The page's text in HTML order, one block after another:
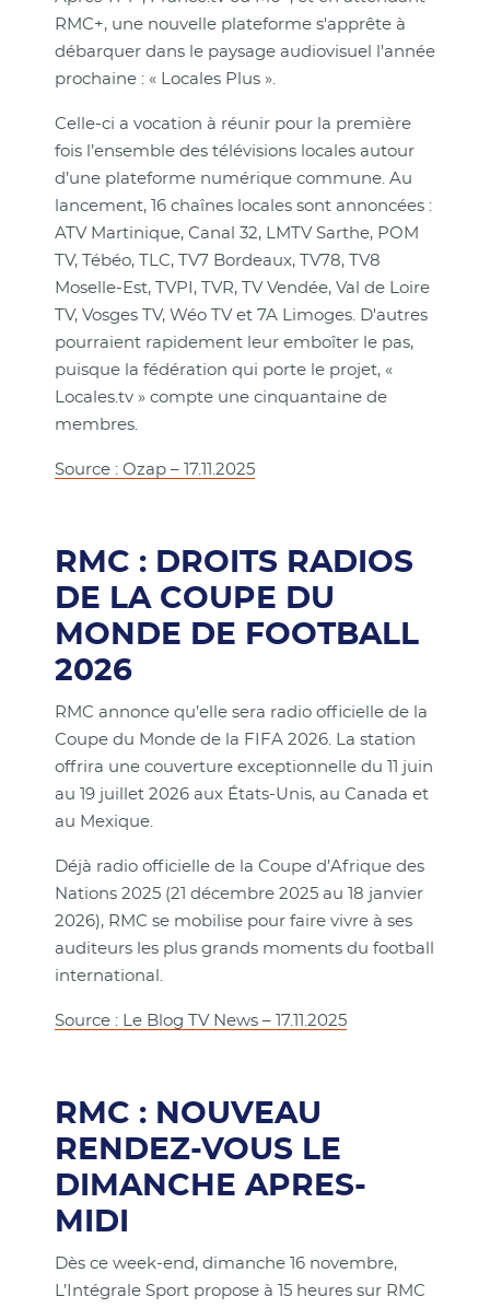
RMC+, une nouvelle plateforme s'apprête à
débarquer dans le paysage audiovisuel l'année
prochaine : « Locales Plus ».
Celle-ci a vocation à réunir pour la première
fois l’ensemble des télévisions locales autour
d’une plateforme numérique commune. Au
lancement, 16 chaînes locales sont annoncées :
ATV Martinique, Canal 32, LMTV Sarthe, POM
TV, Tébéo, TLC, TV7 Bordeaux, TV78, TV8
Moselle-Est, TVPI, TVR, TV Vendée, Val de Loire
TV, Vosges TV, Wéo TV et 7A Limoges. D'autres
pourraient rapidement leur emboîter le pas,
puisque la fédération qui porte le projet, «
Locales.tv » compte une cinquantaine de
membres.
Source : Ozap – 17.11.2025
RMC : DROITS RADIOS
DE LA COUPE DU
MONDE DE FOOTBALL
2026
RMC annonce qu’elle sera radio officielle de la
Coupe du Monde de la FIFA 2026. La station
offrira une couverture exceptionnelle du 11 juin
au 19 juillet 2026 aux États-Unis, au Canada et
au Mexique.
Déjà radio officielle de la Coupe d’Afrique des
Nations 2025 (21 décembre 2025 au 18 janvier
2026), RMC se mobilise pour faire vivre à ses
auditeurs les plus grands moments du football
international.
Source : Le Blog TV News – 17.11.2025
RMC : NOUVEAU
RENDEZ-VOUS LE
DIMANCHE APRES-
MIDI
Dès ce week-end, dimanche 16 novembre,
L’Intégrale Sport propose à 15 heures sur RMC